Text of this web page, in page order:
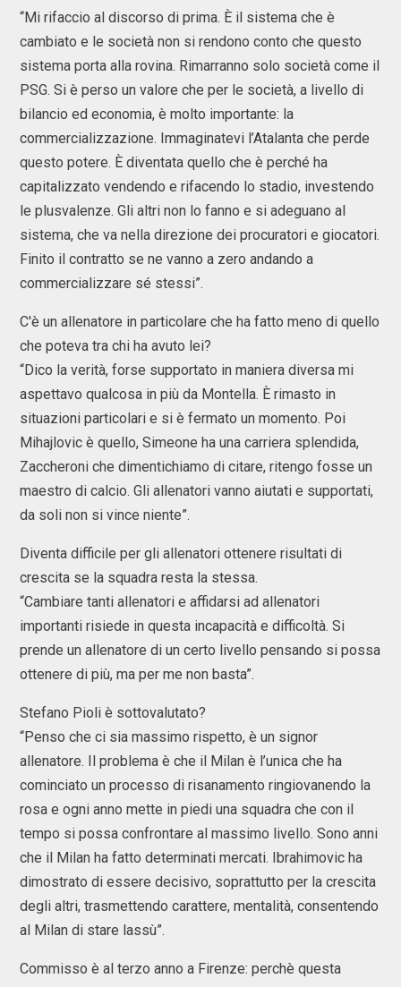
“Mi rifaccio al discorso di prima. È il sistema che è
cambiato e le società non si rendono conto che questo
sistema porta alla rovina. Rimarranno solo società come il
PSG. Si è perso un valore che per le società, a livello di
bilancio ed economia, è molto importante: la
commercializzazione. Immaginatevi l’Atalanta che perde
questo potere. È diventata quello che è perché ha
capitalizzato vendendo e rifacendo lo stadio, investendo
le plusvalenze. Gli altri non lo fanno e si adeguano al
sistema, che va nella direzione dei procuratori e giocatori.
Finito il contratto se ne vanno a zero andando a
commercializzare sé stessi”.
C'è un allenatore in particolare che ha fatto meno di quello
che poteva tra chi ha avuto lei?
“Dico la verità, forse supportato in maniera diversa mi
aspettavo qualcosa in più da Montella. È rimasto in
situazioni particolari e si è fermato un momento. Poi
Mihajlovic è quello, Simeone ha una carriera splendida,
Zaccheroni che dimentichiamo di citare, ritengo fosse un
maestro di calcio. Gli allenatori vanno aiutati e supportati,
da soli non si vince niente”.
Diventa difficile per gli allenatori ottenere risultati di
crescita se la squadra resta la stessa.
“Cambiare tanti allenatori e affidarsi ad allenatori
importanti risiede in questa incapacità e difficoltà. Si
prende un allenatore di un certo livello pensando si possa
ottenere di più, ma per me non basta”.
Stefano Pioli è sottovalutato?
“Penso che ci sia massimo rispetto, è un signor
allenatore. Il problema è che il Milan è l’unica che ha
cominciato un processo di risanamento ringiovanendo la
rosa e ogni anno mette in piedi una squadra che con il
tempo si possa confrontare al massimo livello. Sono anni
che il Milan ha fatto determinati mercati. Ibrahimovic ha
dimostrato di essere decisivo, soprattutto per la crescita
degli altri, trasmettendo carattere, mentalità, consentendo
al Milan di stare lassù”.
Commisso è al terzo anno a Firenze: perchè questa